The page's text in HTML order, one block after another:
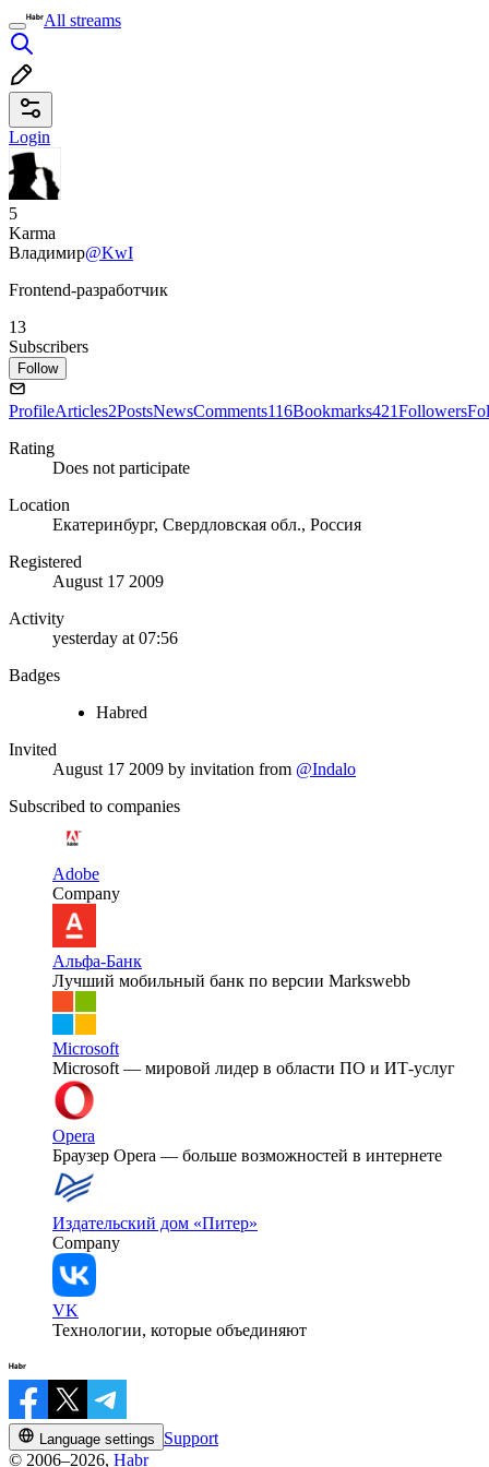
All streams
Login
5
Karma
Владимир@KwI
Frontend-разработчик
13
Subscribers
Follow
ProfileArticles2PostsNewsComments116Bookmarks421Followers
Rating
Does not participate
Location
Екатеринбург, Свердловская обл., Россия
Registered
August 17 2009
Activity
yesterday at 07:56
Badges
Habred
Invited
August 17 2009 by invitation from @Indalo
Subscribed to companies
Adobe
Company
Альфа-Банк
Лучший мобильный банк по версии Markswebb
Microsoft
Microsoft — мировой лидер в области ПО и ИТ-услуг
Opera
Браузер Opera — больше возможностей в интернете
Издательский дом «Питер»
Company
VK
Технологии, которые объединяют
Language settings
Support
© 2006–2026, Habr